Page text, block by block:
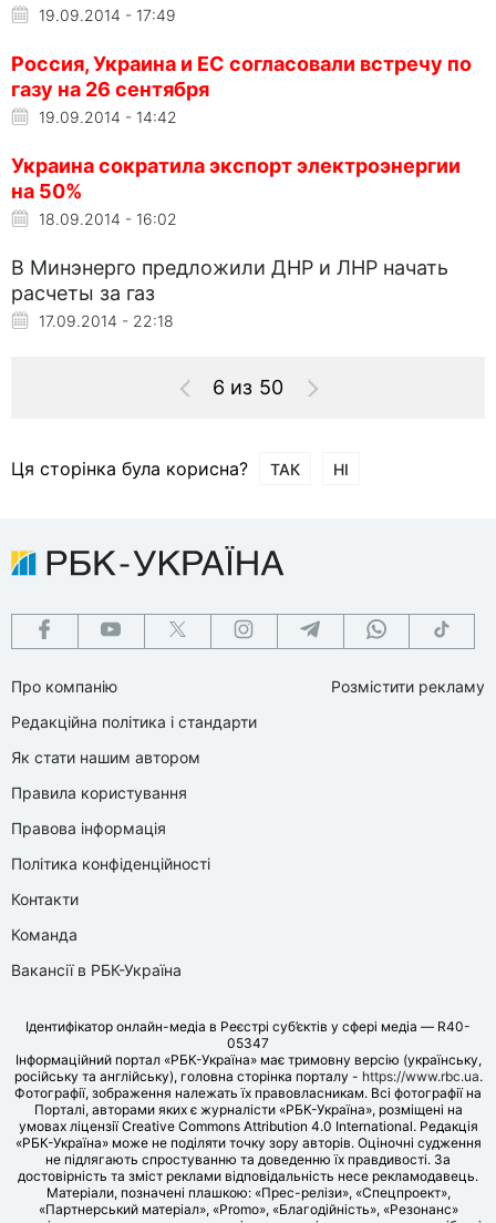
19.09.2014 - 17:49
Россия, Украина и ЕС согласовали встречу по
газу на 26 сентября
19.09.2014 - 14:42
Украина сократила экспорт электроэнергии
на 50%
18.09.2014 - 16:02
В Минэнерго предложили ДНР и ЛНР начать
расчеты за газ
17.09.2014 - 22:18
6 из 50
Ця сторінка була корисна? ТАК НІ
Про компанію
Редакційна політика і стандарти
Як стати нашим автором
Правила користування
Правова інформація
Політика конфіденційності
Контакти
Команда
Вакансії в РБК-Україна
Розмістити рекламу
Ідентифікатор онлайн-медіа в Реєстрі суб’єктів у сфері медіа — R40-
05347
Інформаційний портал «РБК-Україна» має тримовну версію (українську,
російську та англійську), головна сторінка порталу - https://www.rbc.ua.
Фотографії, зображення належать їх правовласникам. Всі фотографії на
Порталі, авторами яких є журналісти «РБК-Україна», розміщені на
умовах ліцензії Creative Commons Attribution 4.0 International. Редакція
«РБК-Україна» може не поділяти точку зору авторів. Оціночні судження
не підлягають спростуванню та доведенню їх правдивості. За
достовірність та зміст реклами відповідальність несе рекламодавець.
Матеріали, позначені плашкою: «Прес-релізи», «Спецпроект»,
«Партнерський матеріал», «Promo», «Благодійність», «Резонанс»